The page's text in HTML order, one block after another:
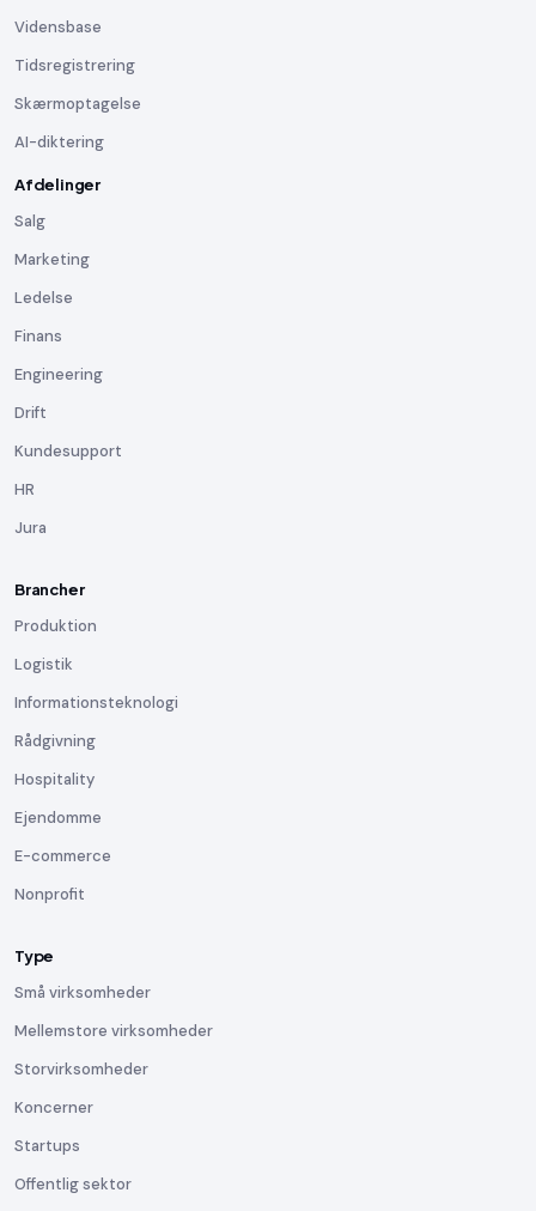
Vidensbase
Tidsregistrering
Skærmoptagelse
AI-diktering
Afdelinger
Salg
Marketing
Ledelse
Finans
Engineering
Drift
Kundesupport
HR
Jura
Brancher
Produktion
Logistik
Informationsteknologi
Rådgivning
Hospitality
Ejendomme
E-commerce
Nonprofit
Type
Små virksomheder
Mellemstore virksomheder
Storvirksomheder
Koncerner
Startups
Offentlig sektor